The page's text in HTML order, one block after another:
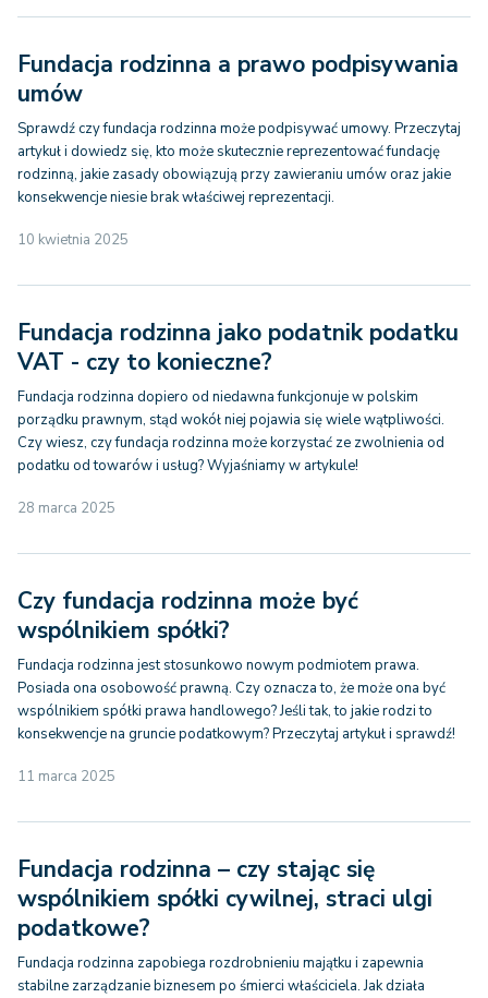
Fundacja rodzinna a prawo podpisywania
umów
Sprawdź czy fundacja rodzinna może podpisywać umowy. Przeczytaj
artykuł i dowiedz się, kto może skutecznie reprezentować fundację
rodzinną, jakie zasady obowiązują przy zawieraniu umów oraz jakie
konsekwencje niesie brak właściwej reprezentacji.
10 kwietnia 2025
Fundacja rodzinna jako podatnik podatku
VAT - czy to konieczne?
Fundacja rodzinna dopiero od niedawna funkcjonuje w polskim
porządku prawnym, stąd wokół niej pojawia się wiele wątpliwości.
Czy wiesz, czy fundacja rodzinna może korzystać ze zwolnienia od
podatku od towarów i usług? Wyjaśniamy w artykule!
28 marca 2025
Czy fundacja rodzinna może być
wspólnikiem spółki?
Fundacja rodzinna jest stosunkowo nowym podmiotem prawa.
Posiada ona osobowość prawną. Czy oznacza to, że może ona być
wspólnikiem spółki prawa handlowego? Jeśli tak, to jakie rodzi to
konsekwencje na gruncie podatkowym? Przeczytaj artykuł i sprawdź!
11 marca 2025
Fundacja rodzinna – czy stając się
wspólnikiem spółki cywilnej, straci ulgi
podatkowe?
Fundacja rodzinna zapobiega rozdrobnieniu majątku i zapewnia
stabilne zarządzanie biznesem po śmierci właściciela. Jak działa